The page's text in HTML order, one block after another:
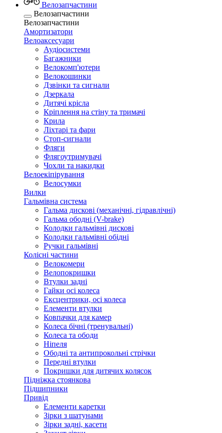
Велозапчастини
Велозапчастини
Велозапчастини
Амортизатори
Велоаксесуари
Аудіосистеми
Багажники
Велокомп'ютери
Велокошинки
Дзвінки та сигнали
Дзеркала
Дитячі крісла
Кріплення на стіну та тримачі
Крила
Ліхтарі та фари
Стоп-сигнали
Фляги
Флягоутримувачі
Чохли та накидки
Велоекіпірування
Велосумки
Вилки
Гальмівна система
Гальма дискові (механічні, гідравлічні)
Гальма ободні (V-brake)
Колодки гальмівні дискові
Колодки гальмівні обідні
Ручки гальмівні
Колісні частини
Велокомери
Велопокришки
Втулки задні
Гайки осі колеса
Ексцентрики, осі колеса
Елементи втулки
Ковпачки для камер
Колеса бічні (тренувальні)
Колеса та ободи
Ніпеля
Ободні та антипрокольні стрічки
Передні втулки
Покришки для дитячих колясок
Підніжка стоянкова
Підшипники
Привід
Елементи каретки
Зірки з шатунами
Зірки задні, касети